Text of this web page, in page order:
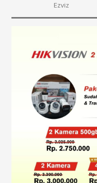
Ezviz